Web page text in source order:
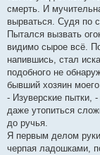
смерть. И
вырваться. Судя по
Пытался вызвать
видимо сырое всё.
напившись, стал
подобного не
бывший хозяин
- Изуверские пытки,
даже утопиться
до ручья.
Я первым делом
черпая ладошками,